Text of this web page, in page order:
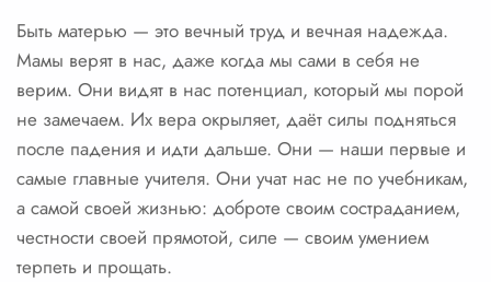
Быть матерью — это вечный труд и вечная надежда.
Мамы верят в нас, даже когда мы сами в себя не
верим. Они видят в нас потенциал, который мы порой
не замечаем. Их вера окрыляет, даёт силы подняться
после падения и идти дальше. Они — наши первые и
самые главные учителя. Они учат нас не по учебникам,
а самой своей жизнью: доброте своим состраданием,
честности своей прямотой, силе — своим умением
терпеть и прощать.